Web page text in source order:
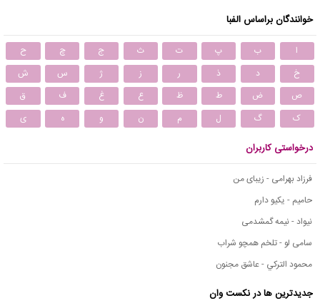
خوانندگان براساس الفبا
ا ب پ ت ث ج چ
ح
خ
د ذ ر ز ژ س
ش
ص
ض ط ظ ع غ ف
ق
ک
گ ل م ن و ه ی
درخواستی کاربران
فرزاد بهرامی - زیبای من
حامیم - یکیو دارم
نیواد - نیمه گمشدمی
سامی لو - تلخم همچو شراب
محمود التركي - عاشق مجنون
جدیدترین ها در نکست وان